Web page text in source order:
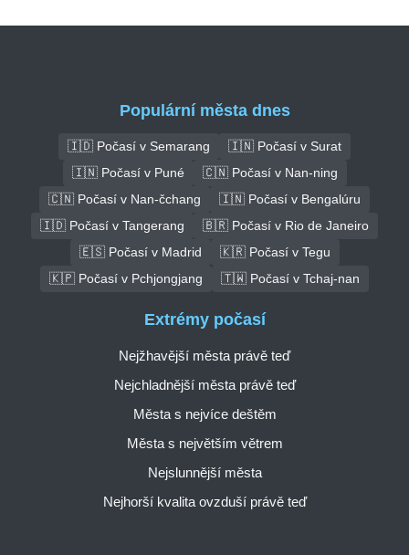
Populární města dnes
🇮🇩 Počasí v Semarang
🇮🇳 Počasí v Surat
🇮🇳 Počasí v Puné
🇨🇳 Počasí v Nan-ning
🇨🇳 Počasí v Nan-čchang
🇮🇳 Počasí v Bengalúru
🇮🇩 Počasí v Tangerang
🇧🇷 Počasí v Rio de Janeiro
🇪🇸 Počasí v Madrid
🇰🇷 Počasí v Tegu
🇰🇵 Počasí v Pchjongjang
🇹🇼 Počasí v Tchaj-nan
Extrémy počasí
Nejžhavější města právě teď
Nejchladnější města právě teď
Města s nejvíce deštěm
Města s největším větrem
Nejslunnější města
Nejhorší kvalita ovzduší právě teď